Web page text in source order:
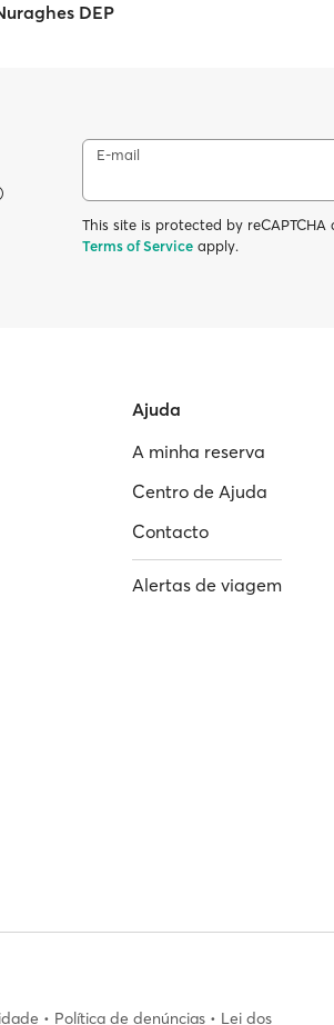
DEP
E-mail
This site is protected by
Terms of Service apply.
Ajuda
A minha reserva
Centro de Ajuda
Contacto
Alertas de viagem
• Política de denúncias • Lei dos